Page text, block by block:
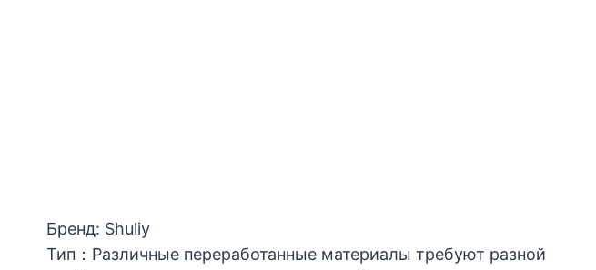
Бренд: Shuliy
Тип：Различные переработанные материалы требуют разной